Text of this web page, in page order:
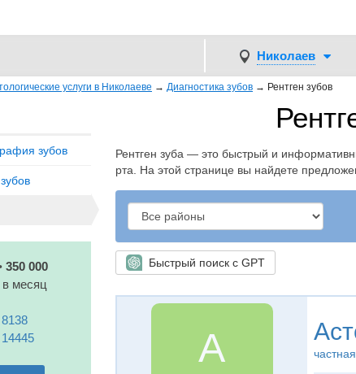
Николаев
услуги в Николаеве → Диагностика зубов → Рентген зубов
Рентген зуба — это быстрый и
рта. На этой странице вы найдете
Быстрый поиск с GPT
зубов
350 000
в месяц
8138
14445 А